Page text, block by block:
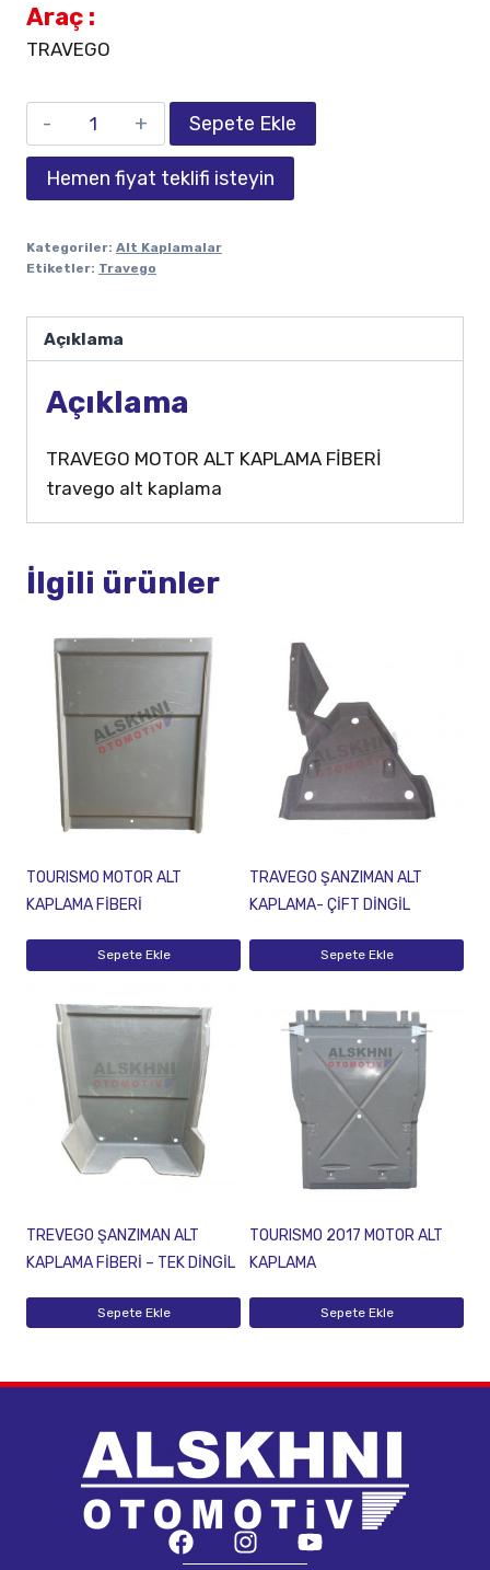
Araç :
TRAVEGO
Sepete Ekle
Hemen fiyat teklifi isteyin
Kategoriler: Alt Kaplamalar
Etiketler: Travego
Açıklama
Açıklama
TRAVEGO MOTOR ALT KAPLAMA FİBERİ
travego alt kaplama
İlgili ürünler
TOURISMO MOTOR ALT
KAPLAMA FİBERİ
Sepete Ekle
TRAVEGO ŞANZIMAN ALT
KAPLAMA- ÇİFT DİNGİL
Sepete Ekle
TREVEGO ŞANZIMAN ALT
KAPLAMA FİBERİ – TEK DİNGİL
Sepete Ekle
TOURISMO 2017 MOTOR ALT
KAPLAMA
Sepete Ekle